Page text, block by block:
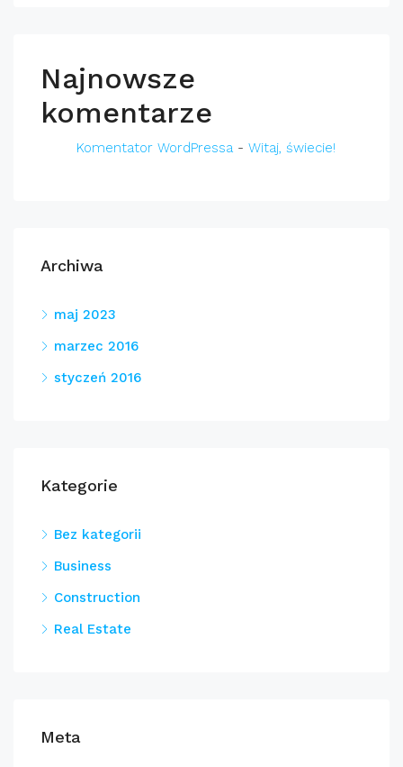
Najnowsze
komentarze
Komentator WordPressa - Witaj, świecie!
Archiwa
maj 2023
marzec 2016
styczeń 2016
Kategorie
Bez kategorii
Business
Construction
Real Estate
Meta